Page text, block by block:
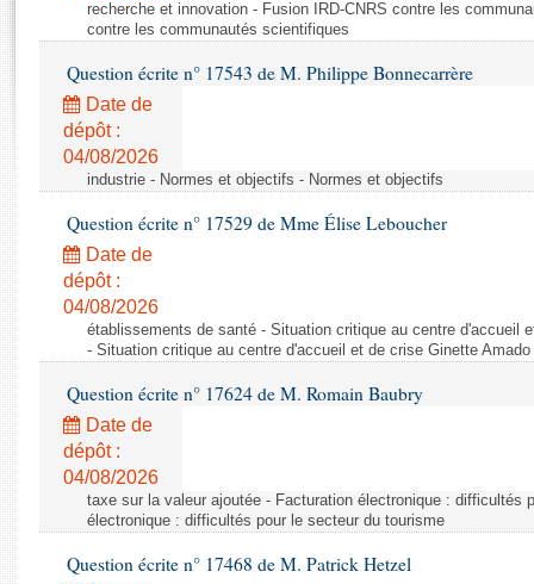
Rapports législatifs
Rapports sur l'application des lois
Baromètre de l’application des lois
Dossiers législatifs
Budget et sécurité sociale
Questions écrites et orales
Comptes rendus des débats
Anciennes législatures
recherche et innovation - Fusion IRD-CNRS contre les
contre les communautés scientifiques
Question écrite n° 17543 de M. Philippe Bonnecarrère
Date de
dépôt :
04/08/2026
industrie - Normes et objectifs - Normes et objectifs
Question écrite n° 17529 de Mme Élise Leboucher
Date de
dépôt :
04/08/2026
établissements de santé - Situation critique au centre d'accueil
- Situation critique au centre d'accueil et de crise Ginette Amado
Question écrite n° 17624 de M. Romain Baubry
Date de
dépôt :
04/08/2026
taxe sur la valeur ajoutée - Facturation électronique : difficultés
électronique : difficultés pour le secteur du tourisme
Question écrite n° 17468 de M. Patrick Hetzel